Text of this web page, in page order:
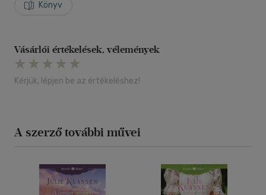
Könyv
Vásárlói értékelések, vélemények
Kérjük, lépjen be az értékeléshez!
A szerző további művei